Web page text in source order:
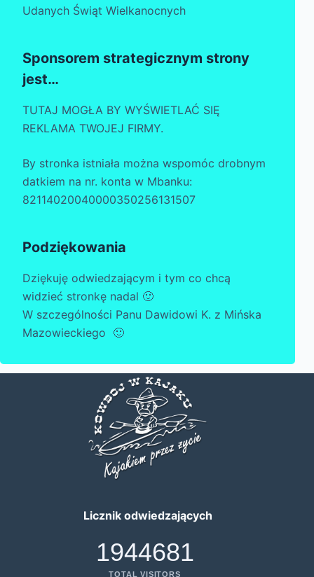
Udanych Świąt Wielkanocnych
Sponsorem strategicznym strony
jest…
TUTAJ MOGŁA BY WYŚWIETLAĆ SIĘ
REKLAMA TWOJEJ FIRMY.
By stronka istniała można wspomóc drobnym
datkiem na nr. konta w Mbanku:
82114020040000350256131507
Podziękowania
Dziękuję odwiedzającym i tym co chcą
widzieć stronkę nadal 🙂
W szczególności Panu Dawidowi K. z Mińska
Mazowieckiego 🙂
Licznik odwiedzających
1944681
TOTAL VISITORS